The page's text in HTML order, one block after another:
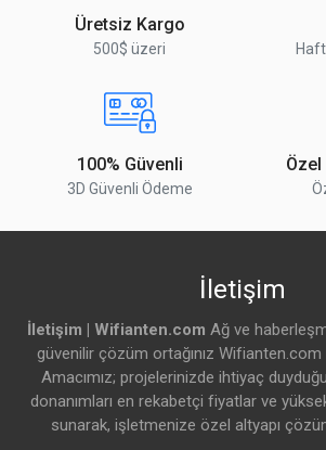
Üretsiz Kargo
500$ üzeri
100% Güvenli
3D Güvenli Ödeme
İletişim
İletişim | Wifianten.com Ağ ve
güvenilir çözüm ortağınız
Amacımız; projelerinizde ihtiyaç
donanımları en rekabetçi fiyatlar ve
sunarak, işletmenize özel altyapı